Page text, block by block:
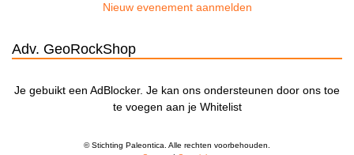
Nieuw evenement aanmelden
Adv. GeoRockShop
Je gebuikt een AdBlocker. Je kan ons ondersteunen door ons toe
te voegen aan je Whitelist
© Stichting Paleontica. Alle rechten voorbehouden.